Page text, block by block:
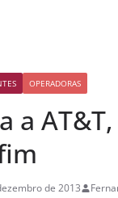
OPERADORAS
a
de 2013